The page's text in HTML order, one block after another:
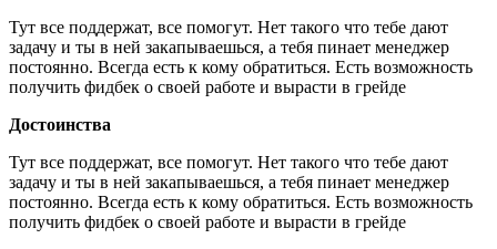
Тут все поддержат, все помогут. Нет такого что тебе дают
задачу и ты в ней закапываешься, а тебя пинает менеджер
постоянно. Всегда есть к кому обратиться. Есть возможность
получить фидбек о своей работе и вырасти в грейде
Достоинства
Тут все поддержат, все помогут. Нет такого что тебе дают
задачу и ты в ней закапываешься, а тебя пинает менеджер
постоянно. Всегда есть к кому обратиться. Есть возможность
получить фидбек о своей работе и вырасти в грейде